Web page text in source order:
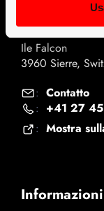
Ile Falcon
3960 Sierre,
: Contatto
: +41 27
: Mostra